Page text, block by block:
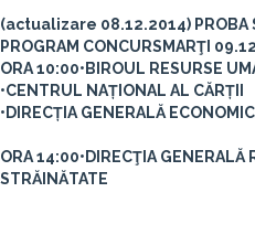
(actualizare 08.12.2014) PROBA
PROGRAM CONCURS MARŢI
ORA 10:00•BIROUL RESURSE
•CENTRUL NAȚIONAL AL CĂRȚII
•DIRECȚIA GENERALĂ
ORA 14:00•DIRECŢIA GENERALĂ
STRĂINĂTATE